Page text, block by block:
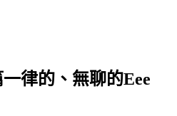
律的、無聊的Eee